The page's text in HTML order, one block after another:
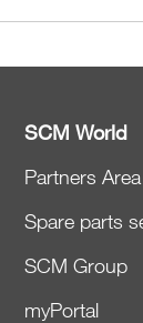
SCM World
Partners Area
Spare parts
SCM Group
myPortal